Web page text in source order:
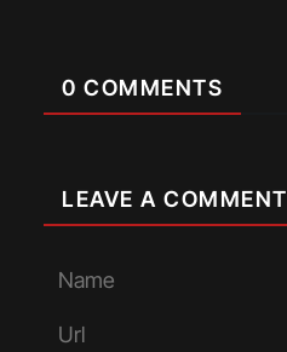
0 COMMENTS
LEAVE A COMMENT